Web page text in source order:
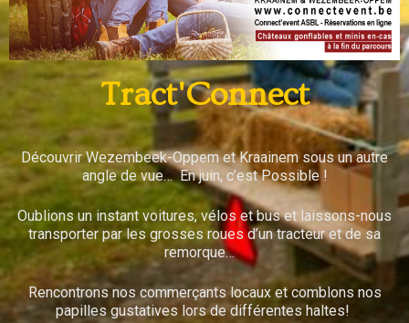
Tract'Connect
Découvrir Wezembeek-Oppem et Kraainem sous un autre
angle de vue… En juin, c’est Possible !
Oublions un instant voitures, vélos et bus et laissons-nous
transporter par les grosses roues d’un tracteur et de sa
remorque…
Rencontrons nos commerçants locaux et comblons nos
papilles gustatives lors de différentes haltes!